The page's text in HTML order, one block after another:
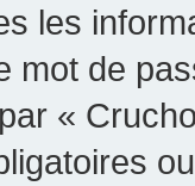
les
mot de
«